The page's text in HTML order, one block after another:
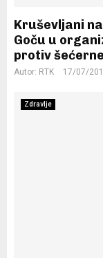
Kruševljani
Goču u
protiv
Autor: RTK 17/07/
Zdravlje